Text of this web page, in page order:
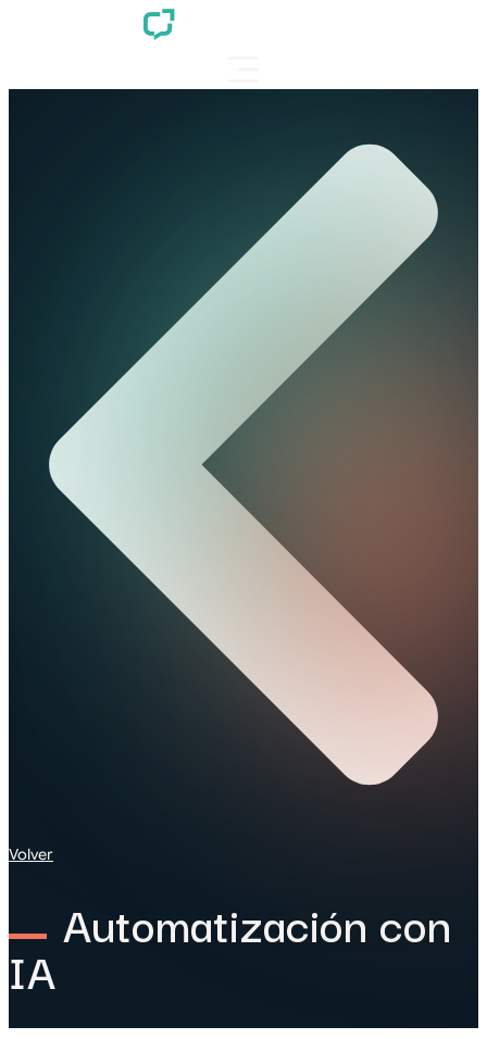
Volver
Automatización con
IA